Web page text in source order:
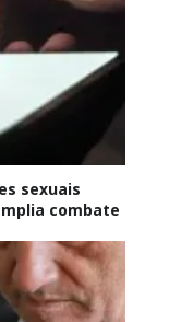
sexuais
combate